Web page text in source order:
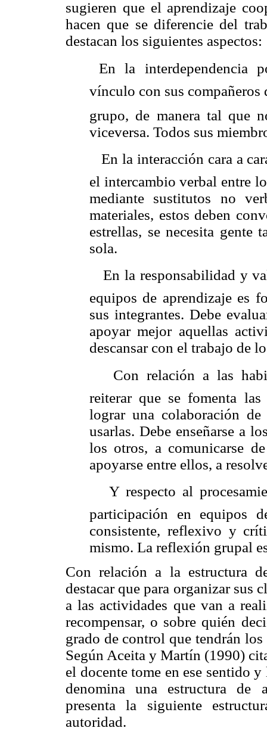
sugieren que el aprendizaje
hacen que se diferencie del
destacan los siguientes aspectos:
 En la interdependencia
vínculo con sus compañeros
grupo, de manera tal que
viceversa. Todos sus
 En la interacción cara a
el intercambio verbal entre
mediante sustitutos no
materiales, estos deben
estrellas, se necesita gente
sola.
 En la responsabilidad y
equipos de aprendizaje es
sus integrantes. Debe
apoyar mejor aquellas
descansar con el trabajo de
 Con relación a las
reiterar que se fomenta las
lograr una colaboración
usarlas. Debe enseñarse a
los otros, a comunicarse
apoyarse entre ellos, a
 Y respecto al
participación en equipos
consistente, reflexivo y
mismo. La reflexión grupal
Con relación a la estructura
destacar que para organizar sus
a las actividades que van a
recompensar, o sobre quién
grado de control que tendrán
Según Aceita y Martín (1990)
el docente tome en ese sentido
denomina una estructura de
presenta la siguiente
autoridad.